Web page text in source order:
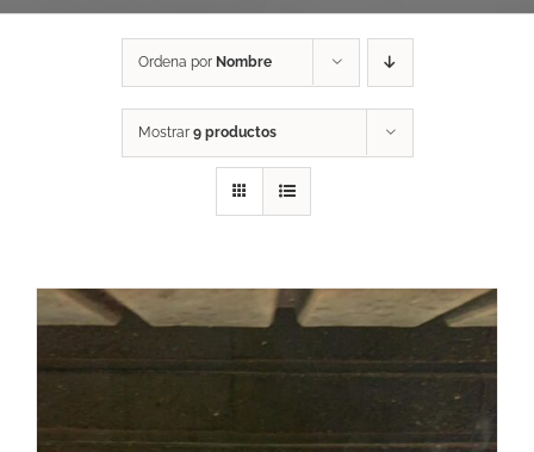
Ordena por Nombre
Mostrar 9 productos